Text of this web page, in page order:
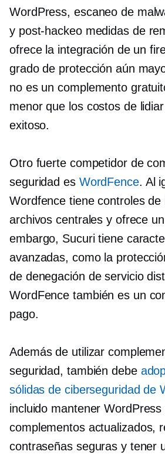
WordPress, escaneo de
y post-hackeomedidas de
ofrece la integración de un
grado de protección aún
no es un complemento
menor que los costos de
exitoso.
Otro fuerte competidor de
seguridad es WordFence. Al
Wordfence tiene controles de
archivos centrales y ofrece
embargo, Sucuri tiene
avanzadas, como la
de denegación de servicio
WordFence también es un
pago.
Además de utilizar
seguridad, también debe
sólidas de ciberseguridad de
incluido mantener
complementos actualizados,
contraseñas seguras y tener